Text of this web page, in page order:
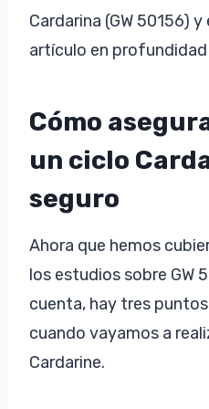
Cardarina (GW 50156)
artículo en
Cómo
un ciclo
seguro
Ahora que hemos
los estudios sobre GW
cuenta, hay tres
cuando vayamos a
Cardarine.